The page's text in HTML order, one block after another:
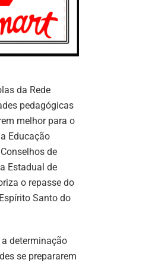
da Rede
pedagógicas
melhor para o
Educação
de
Estadual de
o repasse do
Santo do
determinação
se prepararem